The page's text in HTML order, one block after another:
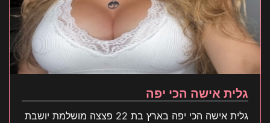
גלית אישה הכי יפה
גלית אישה הכי יפה בארץ בת 22 פצצה מושלמת יושבת